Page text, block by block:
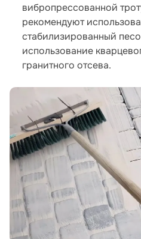
вибропрессованной
рекомендуют
стабилизированный
использование
гранитного отсева.